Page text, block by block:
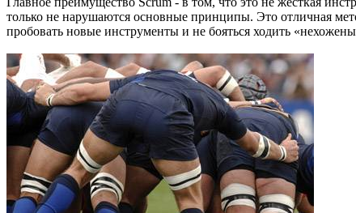
только не нарушаются основные принципы. Это отличная
пробовать новые инструменты и не бояться ходить